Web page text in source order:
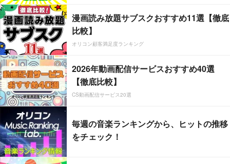
漫画読み放題サブスクおすすめ11選【徹底
比較】
オリコン顧客満足度ランキング
2026年動画配信サービスおすすめ40選
【徹底比較】
CS動画配信サービス20選
毎週の音楽ランキングから、ヒットの推移
をチェック！